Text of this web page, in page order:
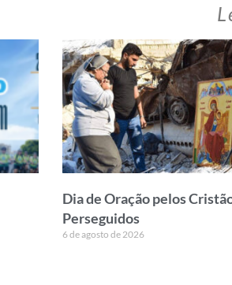
Dia de Oração pelos
Perseguidos
6 de agosto de 2026